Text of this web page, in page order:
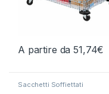
A partire da51,74€
Sacchetti Soffiettati